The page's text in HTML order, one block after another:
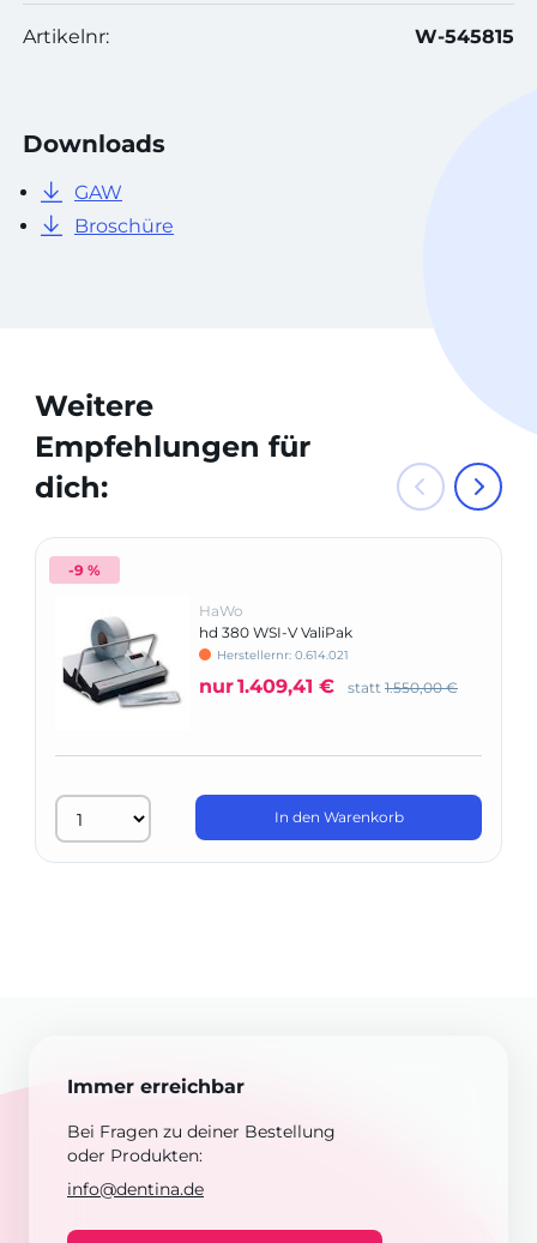
Artikelnr: W-545815
Downloads
GAW
Broschüre
Weitere
Empfehlungen für
dich:
-9 %
HaWo
hd 380 WSI-V ValiPak
Herstellernr: 0.614.021
nur1.409,41 € statt 1.550,00 €
In den Warenkorb
Immer erreichbar
Bei Fragen zu deiner Bestellung
oder Produkten:
info@dentina.de